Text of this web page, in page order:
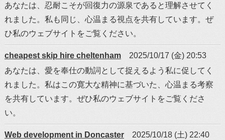
あなたは、忍耐こそが回復力の源泉であると理解させてく
れました。私も同じ、心温まる視点を共有しています。ぜ
ひ私のウェブサイトをご覧ください。
cheapest skip hire cheltenham
2025/10/17 (金) 20:53
あなたは、愛を奉仕の動詞として捉えるよう私に促してく
れました。私はこの寛大な精神に基づいた、心温まる考察
を共有しています。ぜひ私のウェブサイトをご覧くださ
い。
Web development in Doncaster
2025/10/18 (土) 22:40